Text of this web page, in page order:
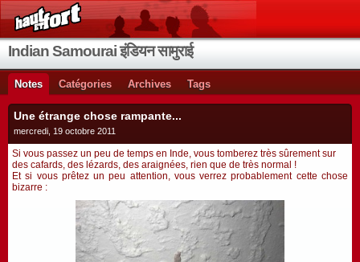
Indian Samourai इंडियन सामुराई
Notes Catégories Archives Tags
Une étrange chose rampante...
mercredi, 19 octobre 2011
Si vous passez un peu de temps en Inde, vous tomberez très sûrement sur
des cafards, des lézards, des araignées, rien que de très normal !
Et si vous prêtez un peu attention, vous verrez probablement cette chose
bizarre :